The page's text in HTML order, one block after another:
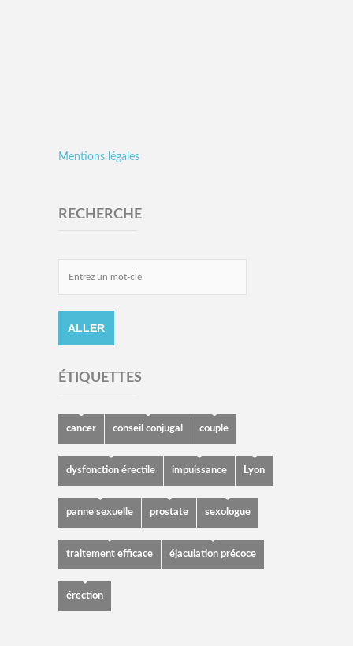
Mentions légales
RECHERCHE
ÉTIQUETTES
cancer conseil conjugal couple
dysfonction érectile impuissance Lyon
panne sexuelle prostate sexologue
traitement efficace éjaculation précoce
érection